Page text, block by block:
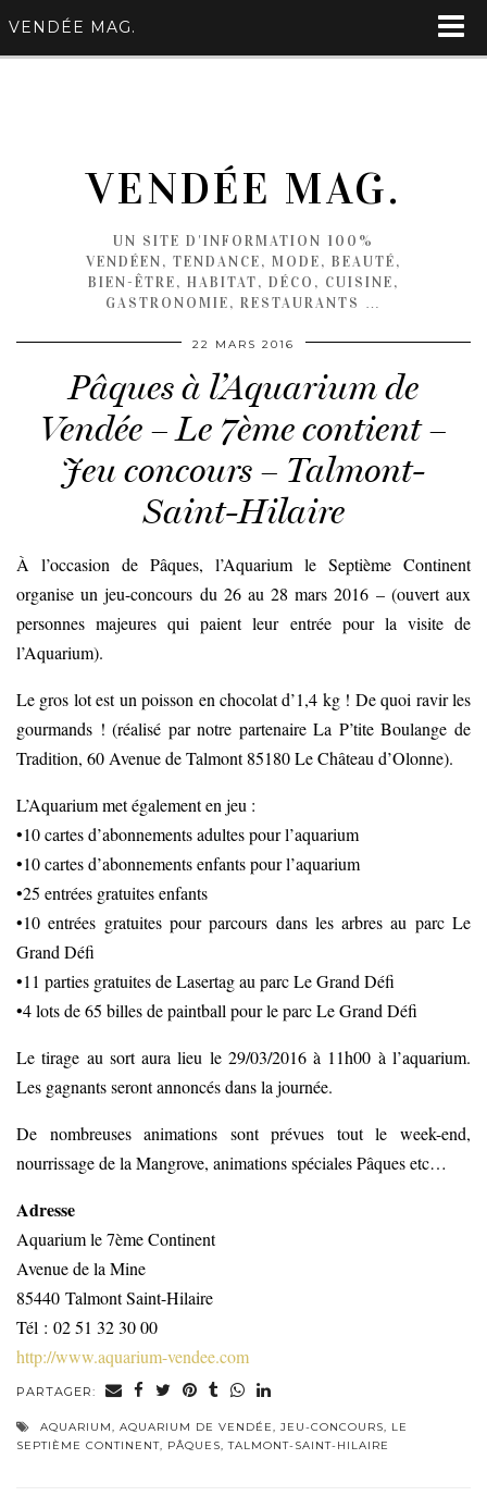
VENDÉE MAG.
VENDÉE MAG.
UN SITE D'INFORMATION 100%
VENDÉEN, TENDANCE, MODE, BEAUTÉ,
BIEN-ÊTRE, HABITAT, DÉCO, CUISINE,
GASTRONOMIE, RESTAURANTS …
22 MARS 2016
Pâques à l’Aquarium de
Vendée – Le 7ème contient –
Jeu concours – Talmont-
Saint-Hilaire
À l’occasion de Pâques, l’Aquarium le Septième Continent
organise un jeu-concours du 26 au 28 mars 2016 – (ouvert aux
personnes majeures qui paient leur entrée pour la visite de
l’Aquarium).
Le gros lot est un poisson en chocolat d’1,4 kg ! De quoi ravir les
gourmands ! (réalisé par notre partenaire La P’tite Boulange de
Tradition, 60 Avenue de Talmont 85180 Le Château d’Olonne).
L’Aquarium met également en jeu :
•10 cartes d’abonnements adultes pour l’aquarium
•10 cartes d’abonnements enfants pour l’aquarium
•25 entrées gratuites enfants
•10 entrées gratuites pour parcours dans les arbres au parc Le
Grand Défi
•11 parties gratuites de Lasertag au parc Le Grand Défi
•4 lots de 65 billes de paintball pour le parc Le Grand Défi
Le tirage au sort aura lieu le 29/03/2016 à 11h00 à l’aquarium.
Les gagnants seront annoncés dans la journée.
De nombreuses animations sont prévues tout le week-end,
nourrissage de la Mangrove, animations spéciales Pâques etc…
Adresse
Aquarium le 7ème Continent
Avenue de la Mine
85440 Talmont Saint-Hilaire
Tél : 02 51 32 30 00
http://www.aquarium-vendee.com
PARTAGER:
AQUARIUM, AQUARIUM DE VENDÉE, JEU-CONCOURS, LE
SEPTIÈME CONTINENT, PÂQUES,TALMONT-SAINT-HILAIRE